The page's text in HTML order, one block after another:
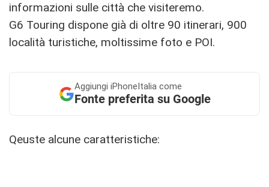
informazioni sulle città che visiteremo.
G6 Touring dispone già di oltre 90 itinerari, 900
località turistiche, moltissime foto e POI.
Aggiungi iPhoneItalia come
Fonte preferita su Google
Qeuste alcune caratteristiche: